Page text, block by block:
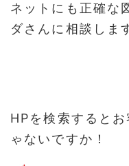
ネットにも正確な
ダさんに相談しま
HPを検索すると
ゃないですか！